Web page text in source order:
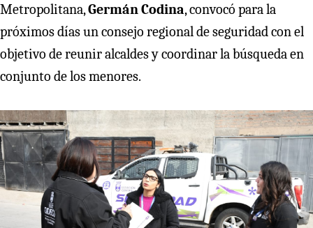
Metropolitana,Germán Codina, convocó para la
próximos días un consejo regional de seguridad con el
objetivo de reunir alcaldes y coordinar la búsqueda en
conjunto de los menores.